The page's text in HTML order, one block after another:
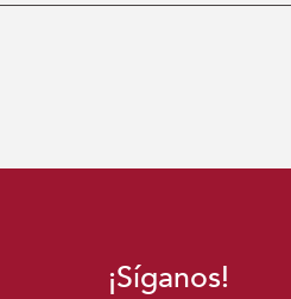
¡Síganos!